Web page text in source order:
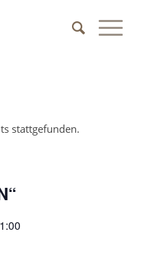
stattgefunden.